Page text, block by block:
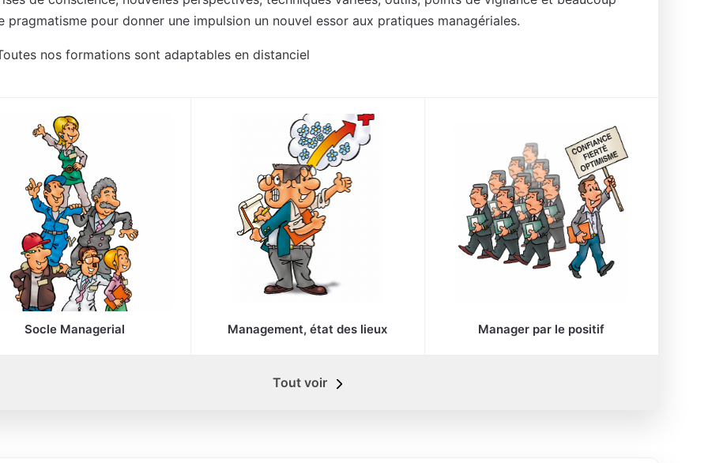
pragmatisme pour donner une impulsion un nouvel essor aux pratiques managériales.
nos formations sont adaptables en distanciel
Socle Managerial Management, état des lieux Manager par le positif
Tout voir